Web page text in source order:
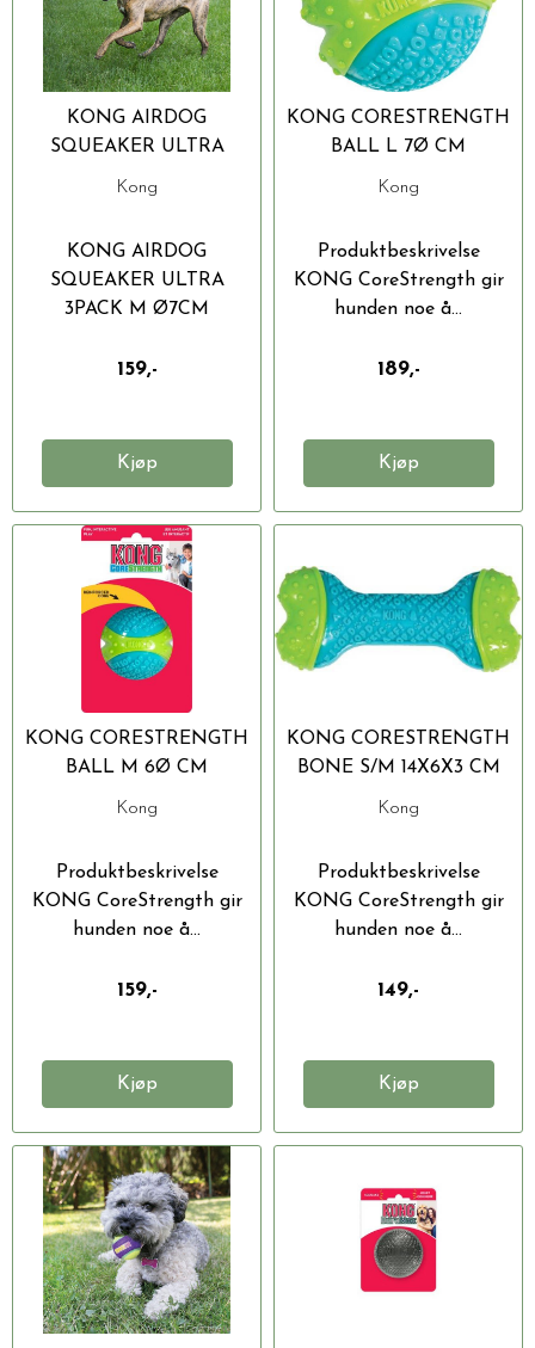
KONG AIRDOG
SQUEAKER ULTRA
3PACK M Ø7CM
Kong
KONG AIRDOG
SQUEAKER ULTRA
3PACK M Ø7CM
159,-
Kjøp
KONG CORESTRENGTH
BALL L 7Ø CM
Kong
Produktbeskrivelse
KONG CoreStrength gir
hunden noe å...
189,-
Kjøp
KONG CORESTRENGTH
BALL M 6Ø CM
Kong
Produktbeskrivelse
KONG CoreStrength gir
hunden noe å...
159,-
Kjøp
KONG CORESTRENGTH
BONE S/M 14X6X3 CM
Kong
Produktbeskrivelse
KONG CoreStrength gir
hunden noe å...
149,-
Kjøp